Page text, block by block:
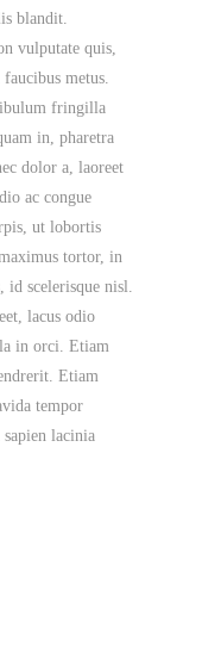
blandit.
vulputate quis,
metus.
fringilla
in, pharetra
dolor a, laoreet
ac congue
ut lobortis
tortor, in
id scelerisque nisl.
lacus odio
in orci. Etiam
Etiam
tempor
lacinia